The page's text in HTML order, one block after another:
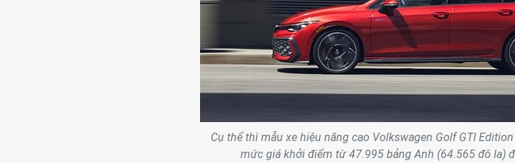
Cụ thể thì mẫu xe hiệu năng cao Volkswagen Golf GTI
mức giá khởi điểm từ 47.995 bảng Anh (64.565 đô la)